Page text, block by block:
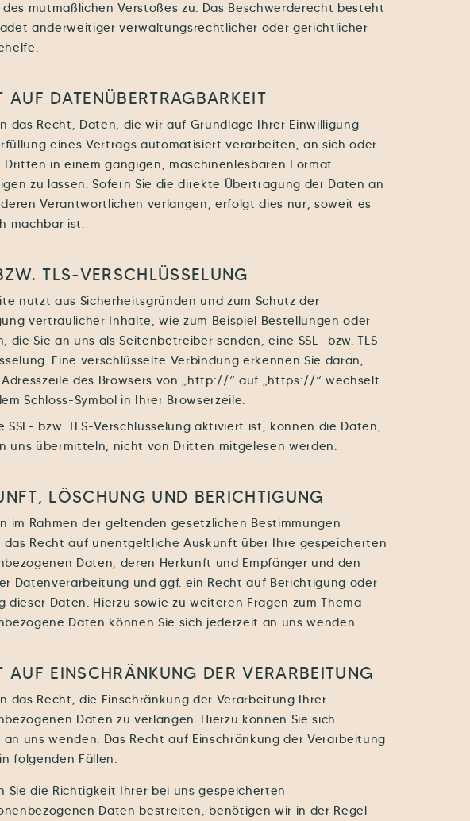
mutmaßlichen Verstoßes zu. Das Beschwerderecht besteht
anderweitiger verwaltungsrechtlicher oder gerichtlicher
AUF DATEN­ÜBERTRAG­BARKEIT
das Recht, Daten, die wir auf Grundlage Ihrer Einwilligung
eines Vertrags automatisiert verarbeiten, an sich oder
Dritten in einem gängigen, maschinenlesbaren Format
zu lassen. Sofern Sie die direkte Übertragung der Daten an
Verantwortlichen verlangen, erfolgt dies nur, soweit es
machbar ist.
TLS-VERSCHLÜSSELUNG
nutzt aus Sicherheitsgründen und zum Schutz der
vertraulicher Inhalte, wie zum Beispiel Bestellungen oder
die Sie an uns als Seitenbetreiber senden, eine SSL- bzw. TLS-
Eine verschlüsselte Verbindung erkennen Sie daran,
des Browsers von „http://“ auf „https://“ wechselt
Schloss-Symbol in Ihrer Browserzeile.
SSL- bzw. TLS-Verschlüsselung aktiviert ist, können die Daten,
uns übermitteln, nicht von Dritten mitgelesen werden.
LÖSCHUNG UND BERICHTIGUNG
im Rahmen der geltenden gesetzlichen Bestimmungen
das Recht auf unentgeltliche Auskunft über Ihre gespeicherten
Daten, deren Herkunft und Empfänger und den
Datenverarbeitung und ggf. ein Recht auf Berichtigung oder
dieser Daten. Hierzu sowie zu weiteren Fragen zum Thema
Daten können Sie sich jederzeit an uns wenden.
AUF EINSCHRÄNKUNG DER VERARBEITUNG
das Recht, die Einschränkung der Verarbeitung Ihrer
Daten zu verlangen. Hierzu können Sie sich
an uns wenden. Das Recht auf Einschränkung der Verarbeitung
folgenden Fällen:
Sie die Richtigkeit Ihrer bei uns gespeicherten
Daten bestreiten, benötigen wir in der Regel